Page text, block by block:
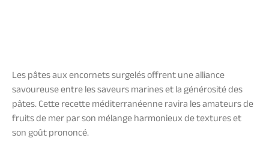
Les pâtes aux encornets surgelés offrent une alliance
savoureuse entre les saveurs marines et la générosité des
pâtes. Cette recette méditerranéenne ravira les amateurs de
fruits de mer par son mélange harmonieux de textures et
son goût prononcé.